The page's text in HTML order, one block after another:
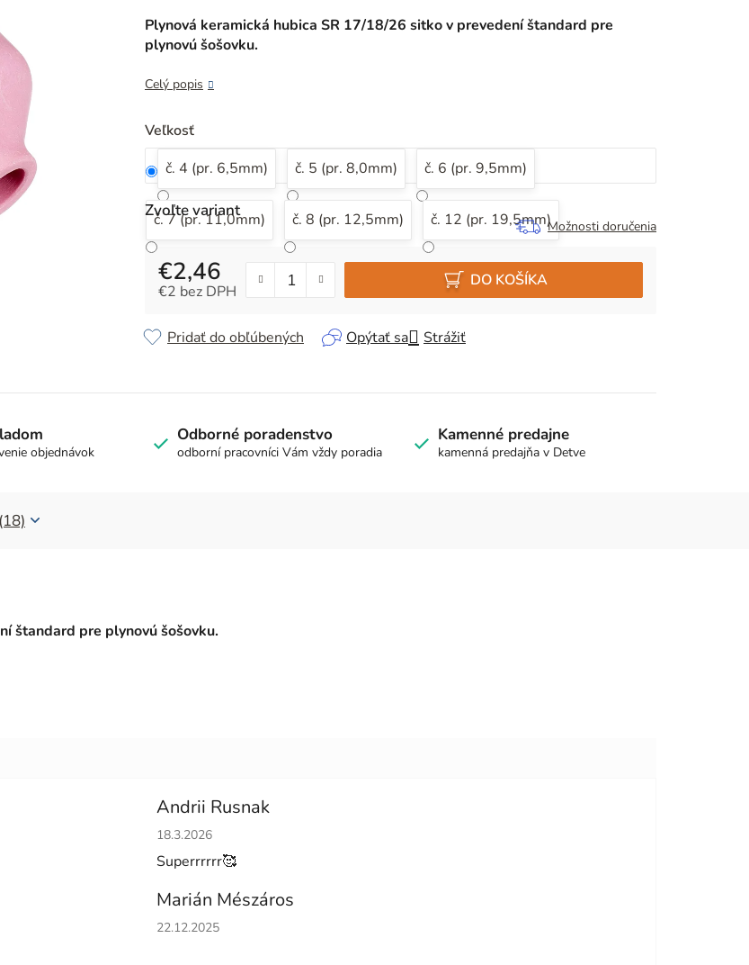
je
5,0
5
Plynová keramická hubica SR 17/18/26 sitko v prevedení štandard pre
plynovú šošovku.
Celý popis
Veľkosť
č. 4 (pr. 6,5mm)
č. 5 (pr. 8,0mm) č. 6 (pr. 9,5mm)
č. 7 (pr. 11,0mm) č. 8 (pr. 12,5mm) č. 12 (pr. 19,5mm)
Zvoľte variant
Možnosti doručenia
€2,46
€2 bez DPH
DO KOŠÍKA
Opýtať sa Strážiť
Pridať do obľúbených
objednávok
Odborné poradenstvo
odborní pracovníci Vám vždy poradia
Kamenné predajne
kamenná predajňa v Detve
štandard pre plynovú šošovku.
Andrii Rusnak
Hodnotenie obchodu je 5 z 5 hviezdičiek.
18.3.2026
Superrrrrr🥰
Marián Mészáros
Hodnotenie obchodu je 5 z 5 hviezdičiek.
22.12.2025